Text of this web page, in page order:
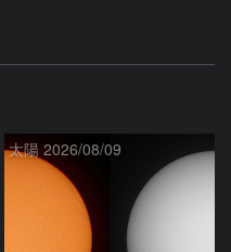
太陽 2026/08/09